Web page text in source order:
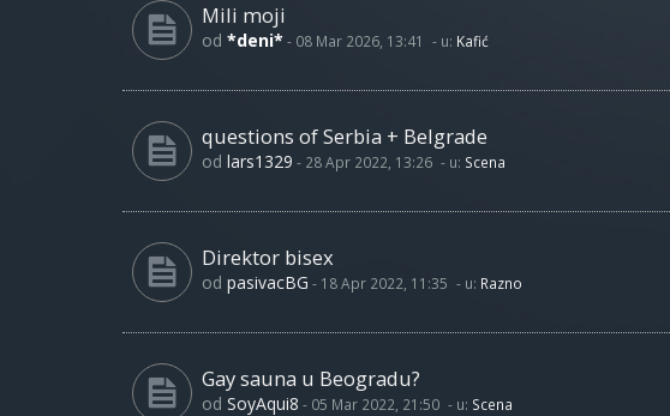
Mili moji
od *deni* - 08 Mar 2026, 13:41 - u: Kafić
questions of Serbia + Belgrade
od lars1329 - 28 Apr 2022, 13:26 - u: Scena
Direktor bisex
od pasivacBG - 18 Apr 2022, 11:35 - u: Razno
Gay sauna u Beogradu?
od SoyAqui8 - 05 Mar 2022, 21:50 - u: Scena